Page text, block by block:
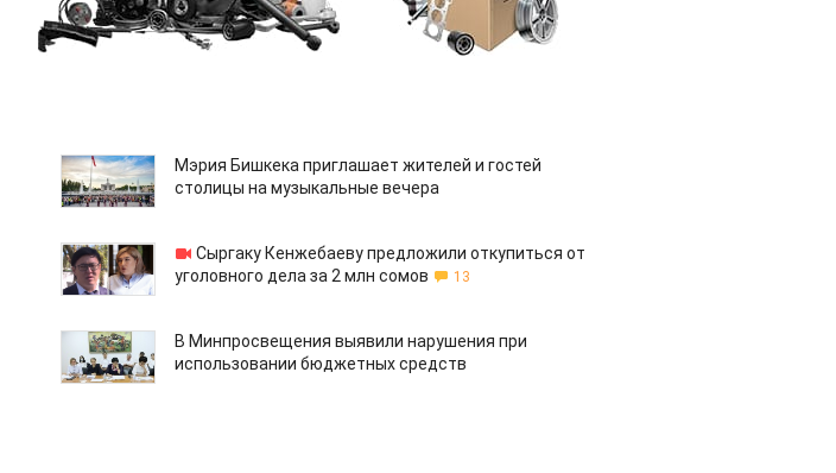
Мэрия Бишкека приглашает жителей и гостей
столицы на музыкальные вечера
Сыргаку Кенжебаеву предложили откупиться от
уголовного дела за 2 млн сомов
13
В Минпросвещения выявили нарушения при
использовании бюджетных средств